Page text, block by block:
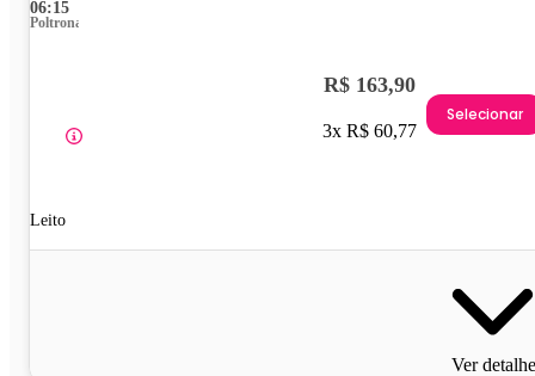
06:15
Poltrona
Leito
R$ 163,90
3x R$ 60,77
Selecionar
Ver